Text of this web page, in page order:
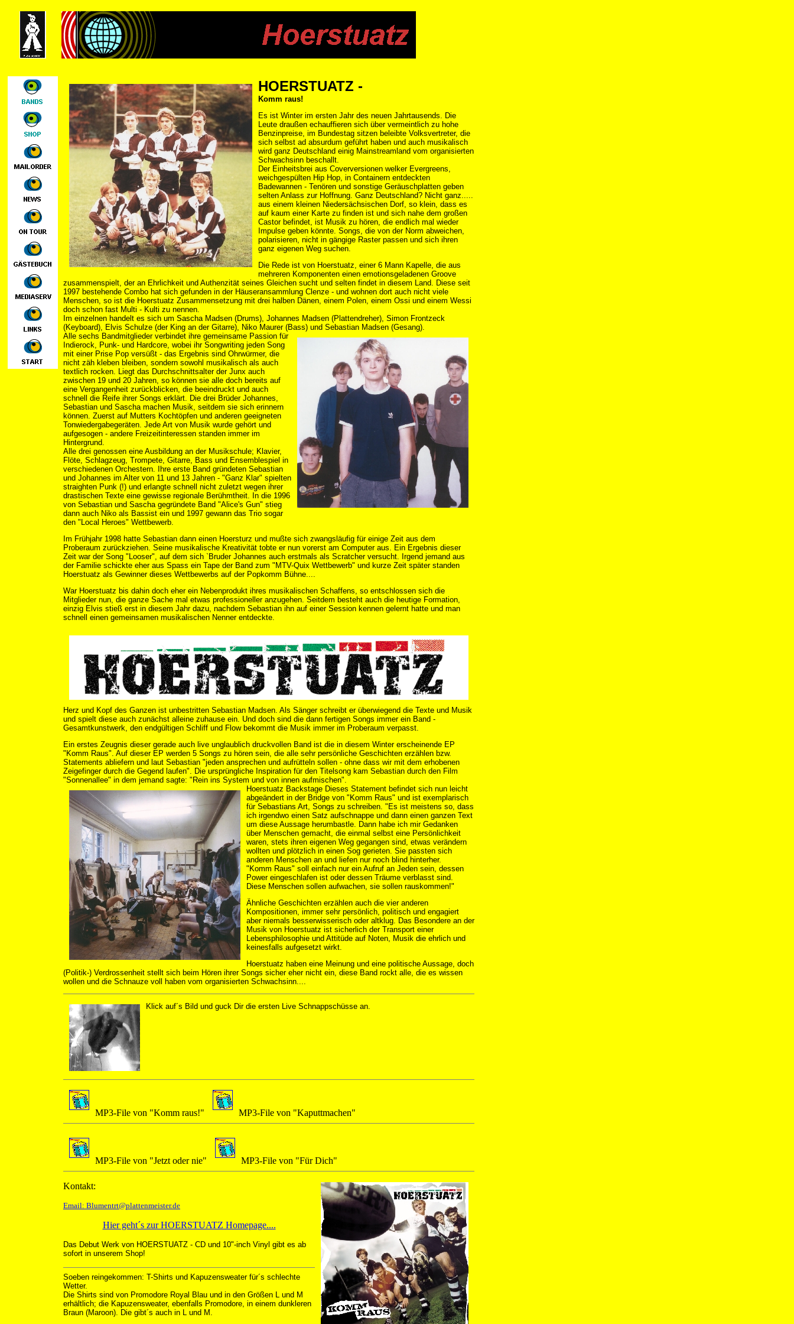
HOERSTUATZ -
Komm raus!
Es ist Winter im ersten Jahr des neuen Jahrtausends. Die
Leute draußen echauffieren sich über vermeintlich zu hohe
Benzinpreise, im Bundestag sitzen beleibte Volksvertreter, die
sich selbst ad absurdum geführt haben und auch musikalisch
wird ganz Deutschland einig Mainstreamland vom organisierten
Schwachsinn beschallt.
Der Einheitsbrei aus Coverversionen welker Evergreens,
weichgespülten Hip Hop, in Containern entdeckten
Badewannen - Tenören und sonstige Geräuschplatten geben
selten Anlass zur Hoffnung. Ganz Deutschland? Nicht ganz.....
aus einem kleinen Niedersächsischen Dorf, so klein, dass es
auf kaum einer Karte zu finden ist und sich nahe dem großen
Castor befindet, ist Musik zu hören, die endlich mal wieder
Impulse geben könnte. Songs, die von der Norm abweichen,
polarisieren, nicht in gängige Raster passen und sich ihren
ganz eigenen Weg suchen.
Die Rede ist von Hoerstuatz, einer 6 Mann Kapelle, die aus
mehreren Komponenten einen emotionsgeladenen Groove
zusammenspielt, der an Ehrlichkeit und Authenzität seines Gleichen sucht und selten findet in diesem Land. Diese seit
1997 bestehende Combo hat sich gefunden in der Häuseransammlung Clenze - und wohnen dort auch nicht viele
Menschen, so ist die Hoerstuatz Zusammensetzung mit drei halben Dänen, einem Polen, einem Ossi und einem Wessi
doch schon fast Multi - Kulti zu nennen.
Im einzelnen handelt es sich um Sascha Madsen (Drums), Johannes Madsen (Plattendreher), Simon Frontzeck
(Keyboard), Elvis Schulze (der King an der Gitarre), Niko Maurer (Bass) und Sebastian Madsen (Gesang).
Alle sechs Bandmitglieder verbindet ihre gemeinsame Passion für
Indierock, Punk- und Hardcore, wobei ihr Songwriting jeden Song
mit einer Prise Pop versüßt - das Ergebnis sind Ohrwürmer, die
nicht zäh kleben bleiben, sondern sowohl musikalisch als auch
textlich rocken. Liegt das Durchschnittsalter der Junx auch
zwischen 19 und 20 Jahren, so können sie alle doch bereits auf
eine Vergangenheit zurückblicken, die beeindruckt und auch
schnell die Reife ihrer Songs erklärt. Die drei Brüder Johannes,
Sebastian und Sascha machen Musik, seitdem sie sich erinnern
können. Zuerst auf Mutters Kochtöpfen und anderen geeigneten
Tonwiedergabegeräten. Jede Art von Musik wurde gehört und
aufgesogen - andere Freizeitinteressen standen immer im
Hintergrund.
Alle drei genossen eine Ausbildung an der Musikschule; Klavier,
Flöte, Schlagzeug, Trompete, Gitarre, Bass und Ensemblespiel in
verschiedenen Orchestern. Ihre erste Band gründeten Sebastian
und Johannes im Alter von 11 und 13 Jahren - "Ganz Klar" spielten
straighten Punk (!) und erlangte schnell nicht zuletzt wegen ihrer
drastischen Texte eine gewisse regionale Berühmtheit. In die 1996
von Sebastian und Sascha gegründete Band "Alice's Gun" stieg
dann auch Niko als Bassist ein und 1997 gewann das Trio sogar
den "Local Heroes" Wettbewerb.
Im Frühjahr 1998 hatte Sebastian dann einen Hoersturz und mußte sich zwangsläufig für einige Zeit aus dem
Proberaum zurückziehen. Seine musikalische Kreativität tobte er nun vorerst am Computer aus. Ein Ergebnis dieser
Zeit war der Song "Looser", auf dem sich `Bruder Johannes auch erstmals als Scratcher versucht. Irgend jemand aus
der Familie schickte eher aus Spass ein Tape der Band zum "MTV-Quix Wettbewerb" und kurze Zeit später standen
Hoerstuatz als Gewinner dieses Wettbewerbs auf der Popkomm Bühne....
War Hoerstuatz bis dahin doch eher ein Nebenprodukt ihres musikalischen Schaffens, so entschlossen sich die
Mitglieder nun, die ganze Sache mal etwas professioneller anzugehen. Seitdem besteht auch die heutige Formation,
einzig Elvis stieß erst in diesem Jahr dazu, nachdem Sebastian ihn auf einer Session kennen gelernt hatte und man
schnell einen gemeinsamen musikalischen Nenner entdeckte.
Herz und Kopf des Ganzen ist unbestritten Sebastian Madsen. Als Sänger schreibt er überwiegend die Texte und Musik
und spielt diese auch zunächst alleine zuhause ein. Und doch sind die dann fertigen Songs immer ein Band -
Gesamtkunstwerk, den endgültigen Schliff und Flow bekommt die Musik immer im Proberaum verpasst.
Ein erstes Zeugnis dieser gerade auch live unglaublich druckvollen Band ist die in diesem Winter erscheinende EP
"Komm Raus". Auf dieser EP werden 5 Songs zu hören sein, die alle sehr persönliche Geschichten erzählen bzw.
Statements abliefern und laut Sebastian "jeden ansprechen und aufrütteln sollen - ohne dass wir mit dem erhobenen
Zeigefinger durch die Gegend laufen". Die ursprüngliche Inspiration für den Titelsong kam Sebastian durch den Film
"Sonnenallee" in dem jemand sagte: "Rein ins System und von innen aufmischen".
Hoerstuatz Backstage Dieses Statement befindet sich nun leicht
abgeändert in der Bridge von "Komm Raus" und ist exemplarisch
für Sebastians Art, Songs zu schreiben. "Es ist meistens so, dass
ich irgendwo einen Satz aufschnappe und dann einen ganzen Text
um diese Aussage herumbastle. Dann habe ich mir Gedanken
über Menschen gemacht, die einmal selbst eine Persönlichkeit
waren, stets ihren eigenen Weg gegangen sind, etwas verändern
wollten und plötzlich in einen Sog gerieten. Sie passten sich
anderen Menschen an und liefen nur noch blind hinterher.
"Komm Raus" soll einfach nur ein Aufruf an Jeden sein, dessen
Power eingeschlafen ist oder dessen Träume verblasst sind.
Diese Menschen sollen aufwachen, sie sollen rauskommen!"
Ähnliche Geschichten erzählen auch die vier anderen
Kompositionen, immer sehr persönlich, politisch und engagiert
aber niemals besserwisserisch oder altklug. Das Besondere an der
Musik von Hoerstuatz ist sicherlich der Transport einer
Lebensphilosophie und Attitüde auf Noten, Musik die ehrlich und
keinesfalls aufgesetzt wirkt.
Hoerstuatz haben eine Meinung und eine politische Aussage, doch
(Politik-) Verdrossenheit stellt sich beim Hören ihrer Songs sicher eher nicht ein, diese Band rockt alle, die es wissen
wollen und die Schnauze voll haben vom organisierten Schwachsinn....
Klick auf´s Bild und guck Dir die ersten Live Schnappschüsse an.
MP3-File von "Komm raus!" MP3-File von "Kaputtmachen"
MP3-File von "Jetzt oder nie" MP3-File von "Für Dich"
Kontakt:
Email: Blumentrt@plattenmeister.de
Hier geht´s zur HOERSTUATZ Homepage....
Das Debut Werk von HOERSTUATZ - CD und 10"-inch Vinyl gibt es ab
sofort in unserem Shop!
Soeben reingekommen: T-Shirts und Kapuzensweater für´s schlechte
Wetter.
Die Shirts sind von Promodore Royal Blau und in den Größen L und M
erhältlich; die Kapuzensweater, ebenfalls Promodore, in einem dunkleren
Braun (Maroon). Die gibt´s auch in L und M.